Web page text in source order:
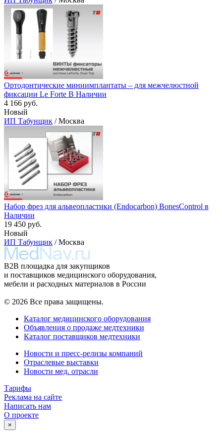
Ортодонтические миниимплантаты – для межчелюстной
фиксации Le Forte В Наличии
4 166 руб.
Новый
ИП Табунщик / Москва
Набор фрез для альвеопластики (Endocarbon) BonesControl в
Наличии
19 450 руб.
Новый
ИП Табунщик / Москва
B2B площадка для закупщиков
и поставщиков медицинского оборудования,
мебели и расходных материалов в России
© 2026 Все права защищены.
Каталог медицинского оборудования
Объявления о продаже медтехники
Каталог поставщиков медтехники
Новости и пресс-релизы компаний
Отраслевые выставки
Новости мед. отрасли
Тарифы
Реклама на сайте
Написать нам
О проекте
×